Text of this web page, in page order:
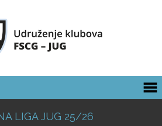
LIGA JUG 25/26